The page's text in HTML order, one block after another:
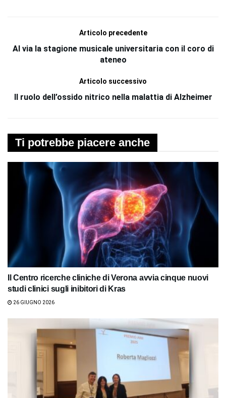
Articolo precedente
Al via la stagione musicale universitaria con il coro di
ateneo
Articolo successivo
Il ruolo dell’ossido nitrico nella malattia di Alzheimer
Ti potrebbe piacere anche
Il Centro ricerche cliniche di Verona avvia cinque nuovi
studi clinici sugli inibitori di Kras
26 GIUGNO 2026